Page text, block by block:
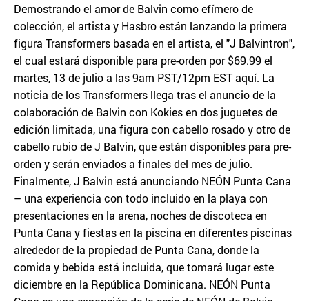
Demostrando el amor de Balvin como efímero de
colección, el artista y Hasbro están lanzando la primera
figura Transformers basada en el artista, el "J Balvintron",
el cual estará disponible para pre-orden por $69.99 el
martes, 13 de julio a las 9am PST/12pm EST aquí. La
noticia de los Transformers llega tras el anuncio de la
colaboración de Balvin con Kokies en dos juguetes de
edición limitada, una figura con cabello rosado y otro de
cabello rubio de J Balvin, que están disponibles para pre-
orden y serán enviados a finales del mes de julio.
Finalmente, J Balvin está anunciando NEÓN Punta Cana
– una experiencia con todo incluido en la playa con
presentaciones en la arena, noches de discoteca en
Punta Cana y fiestas en la piscina en diferentes piscinas
alrededor de la propiedad de Punta Cana, donde la
comida y bebida está incluida, que tomará lugar este
diciembre en la República Dominicana. NEÓN Punta